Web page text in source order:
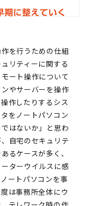
を行うための仕組
リティーに関する
ート操作について
やサーバーを操作
作したりするシス
をノートパソコン
はないか」と思わ
自宅のセキュリテ
るケースが多く、
ターウイルスに感
ートパソコンを事
は事務所全体にウ